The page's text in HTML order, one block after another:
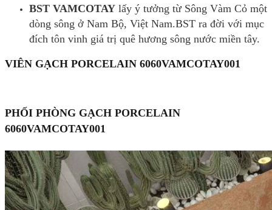
BST VAMCOTAY lấy ý tưởng từ Sông Vàm Cỏ một
dòng sông ở Nam Bộ, Việt Nam.BST ra đời với mục
đích tôn vinh giá trị quê hương sông nước miền tây.
VIÊN GẠCH PORCELAIN 6060VAMCOTAY001
PHỐI PHÒNG GẠCH PORCELAIN
6060VAMCOTAY001